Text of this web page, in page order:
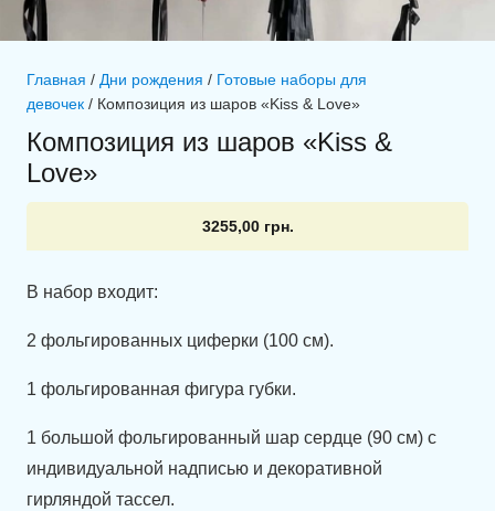
Главная / Дни рождения / Готовые наборы для
девочек / Композиция из шаров «Kiss & Love»
Композиция из шаров «Kiss &
Love»
3255,00 грн.
В набор входит:
2 фольгированных циферки (100 см).
1 фольгированная фигура губки.
1 большой фольгированный шар сердце (90 см) с
индивидуальной надписью и декоративной
гирляндой тассел.